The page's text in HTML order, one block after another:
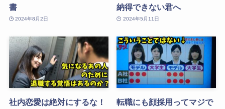
書
2024年8月2日
納得できない君へ
2024年5月11日
社内恋愛は絶対にするな！
転職にも顔採用ってマジで